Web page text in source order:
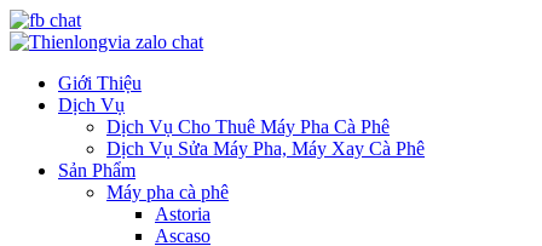
Giới Thiệu
Dịch Vụ
Dịch Vụ Cho Thuê Máy Pha Cà Phê
Dịch Vụ Sửa Máy Pha, Máy Xay Cà Phê
Sản Phẩm
Máy pha cà phê
Astoria
Ascaso